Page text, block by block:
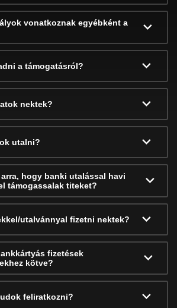
vonatkoznak egyébként a
a támogatásról?
nektek?
utalni?
hogy banki utalással havi
támogassalak titeket?
utalvánnyal fizetni nektek?
fizetések
kötve?
feliratkozni?